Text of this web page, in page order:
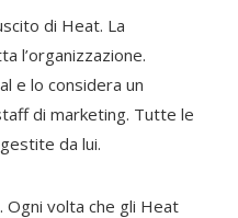
di Heat. La
l’organizzazione.
e lo considera un
di marketing. Tutte le
da lui.
Ogni volta che gli Heat